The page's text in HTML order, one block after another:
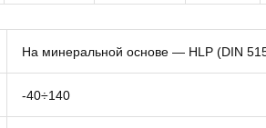
На минеральной основе — HLP (DIN
-40÷140